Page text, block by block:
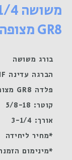
18X3-
פלדה
מצופה
GR8 מצופה
בורג משושה
הברגה עדינה UNF
פלדה GR8 מצופה
קוטר: 5/8-18
אורך: 3-1/4
*מחיר ליחידה
*מינימום הזמנה 50